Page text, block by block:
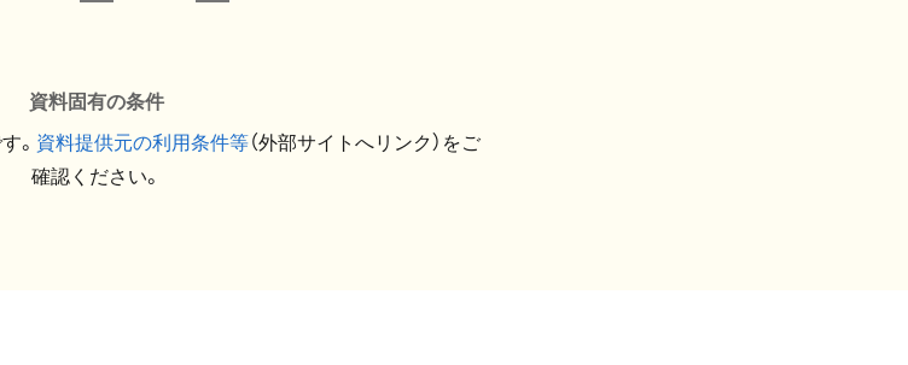
資料固有の条件
。 資料提供元の利用条件等（外部サイトへリンク）をご
確認ください。